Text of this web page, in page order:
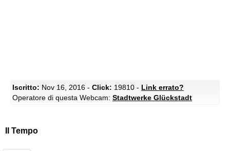
Iscritto: Nov 16, 2016 - Click: 19810 - Link errato?
Operatore di questa Webcam: Stadtwerke Glückstadt
Il Tempo